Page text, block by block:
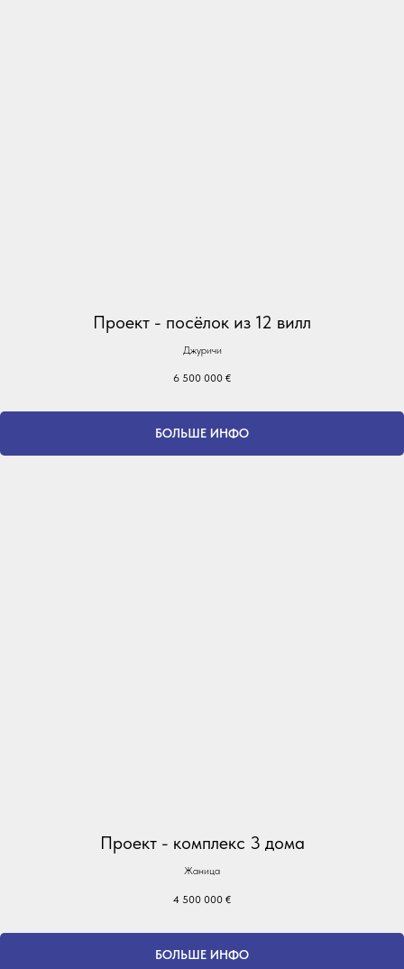
Проект - посёлок из 12 вилл
Джуричи
6 500 000 €
БОЛЬШЕ ИНФО
Проект - комплекс 3 дома
Жаница
4 500 000 €
БОЛЬШЕ ИНФО